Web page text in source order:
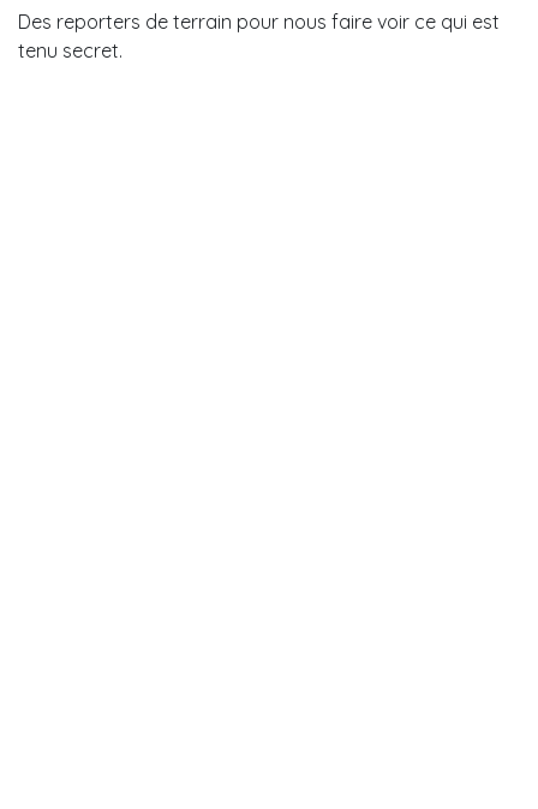
Des reporters de terrain pour nous faire voir ce qui est
tenu secret.